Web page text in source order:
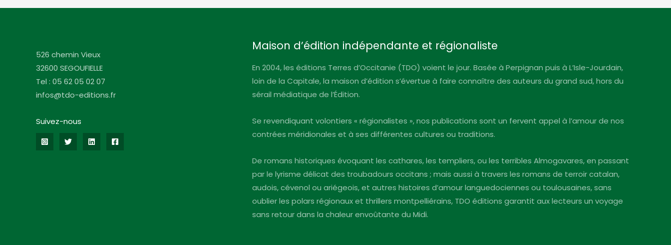
526 chemin Vieux
32600 SEGOUFIELLE
Tel : 05 62 05 02 07
infos@tdo-editions.fr
Suivez-nous
Maison d’édition indépendante et régionaliste
En 2004, les éditions Terres d’Occitanie (TDO) voient le jour. Basée à Perpignan puis à L’Isle-Jourdain,
loin de la Capitale, la maison d’édition s’évertue à faire connaître des auteurs du grand sud, hors du
sérail médiatique de l’Édition.
Se revendiquant volontiers « régionalistes », nos publications sont un fervent appel à l’amour de nos
contrées méridionales et à ses différentes cultures ou traditions.
De romans historiques évoquant les cathares, les templiers, ou les terribles Almogavares, en passant
par le lyrisme délicat des troubadours occitans ; mais aussi à travers les romans de terroir catalan,
audois, cévenol ou ariégeois, et autres histoires d’amour languedociennes ou toulousaines, sans
oublier les polars régionaux et thrillers montpelliérains, TDO éditions garantit aux lecteurs un voyage
sans retour dans la chaleur envoûtante du Midi.